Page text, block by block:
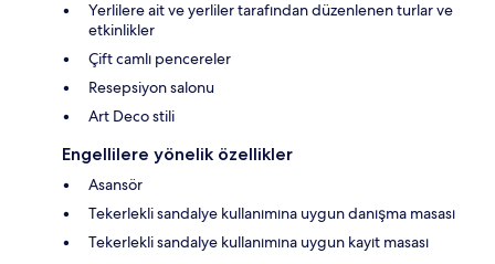
Yerlilere ait ve yerliler tarafından düzenlenen turlar ve
etkinlikler
Çift camlı pencereler
Resepsiyon salonu
Art Deco stili
Engellilere yönelik özellikler
Asansör
Tekerlekli sandalye kullanımına uygun danışma masası
Tekerlekli sandalye kullanımına uygun kayıt masası